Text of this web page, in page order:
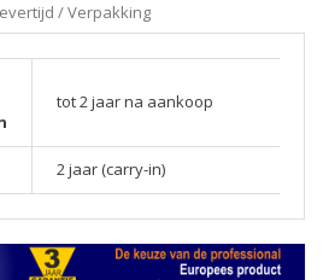
/ Verpakking
tot 2 jaar na aankoop
2 jaar (carry-in)